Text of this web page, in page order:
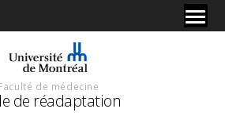
de médecine
de réadaptation